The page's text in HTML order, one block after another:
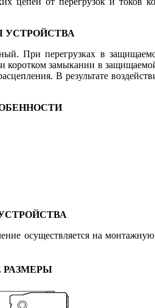
УСТРОЙСТВА
При перегрузках в
коротком замыкании в
В результате
осуществляется на
РАЗМЕРЫ